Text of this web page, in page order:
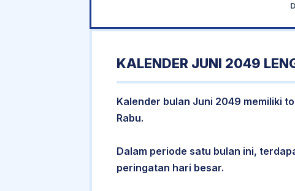
KALENDER JUNI 2049
Kalender bulan Juni 2049 memiliki
Rabu.
Dalam periode satu bulan ini,
peringatan hari besar.